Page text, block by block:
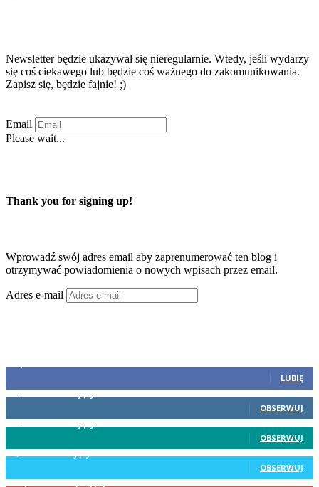
Newsletter będzie ukazywał się nieregularnie. Wtedy, jeśli wydarzy
się coś ciekawego lub będzie coś ważnego do zakomunikowania.
Zapisz się, będzie fajnie! ;)
Email
Please wait...
Thank you for signing up!
Wprowadź swój adres email aby zaprenumerować ten blog i
otrzymywać powiadomienia o nowych wpisach przez email.
Adres e-mail
LUBIĘ
OBSERWUJ
OBSERWUJ
OBSERWUJ